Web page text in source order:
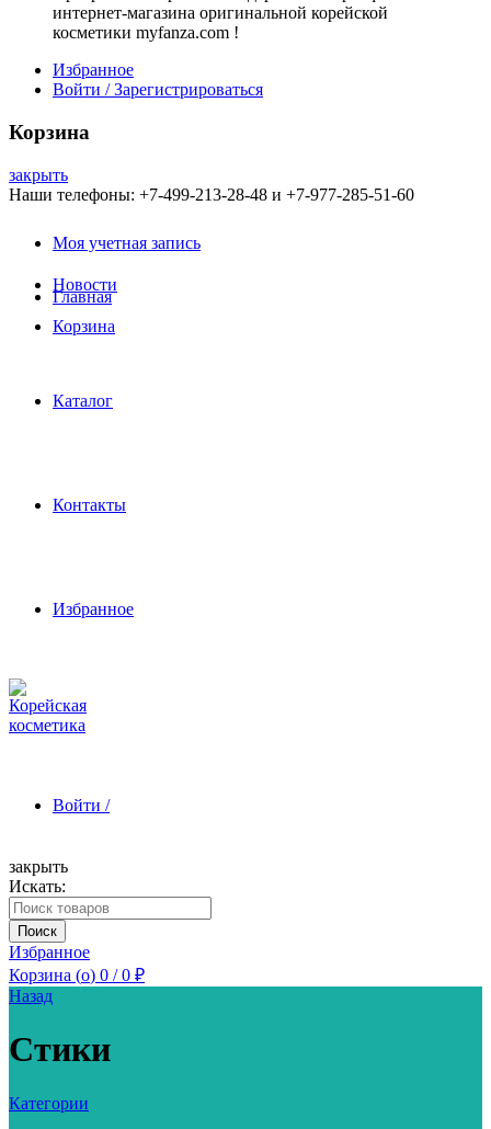
интернет-магазина оригинальной корейской
косметики myfanza.com !
Избранное
Войти / Зарегистрироваться
Корзина
закрыть
Наши телефоны: +7-499-213-28-48 и +7-977-285-51-60
Моя учетная запись
Новости
Корзина
Главная
Каталог
Контакты
Избранное
Войти /
Зарегистрироваться
закрыть
Искать:
Поиск
Избранное
Корзина (o) 0 / 0 ₽
Назад
Стики
Категории